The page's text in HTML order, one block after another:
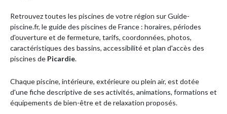
Retrouvez toutes les piscines de votre région sur Guide-
piscine.fr, le guide des piscines de France : horaires, périodes
d'ouverture et de fermeture, tarifs, coordonnées, photos,
caractéristiques des bassins, accessibilité et plan d'accès des
piscines de Picardie.
Chaque piscine, intérieure, extérieure ou plein air, est dotée
d'une fiche descriptive de ses activités, animations, formations et
équipements de bien-être et de relaxation proposés.